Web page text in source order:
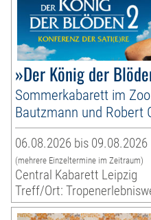
»Der König der
Sommerkabarett im
Bautzmann und Robert
06.08.2026 bis 09.08.2026
(mehrere Einzeltermine im Zeitraum)
Central Kabarett Leipzig
Treff/Ort: